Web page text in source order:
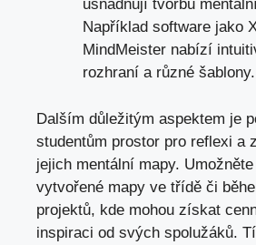
usnadňují tvorbu
Například software jako
MindMeister nabízí
rozhraní a různé šablony.
Dalším důležitým aspektem je
studentům prostor pro reflexi a
jejich mentální mapy.
vytvořené mapy ve třídě či
projektů, kde mohou získat
inspiraci od svých spolužáků.